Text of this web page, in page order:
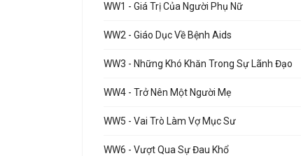
WW1 - Giá Trị Của Người Phụ Nữ
WW2 - Giáo Dục Về Bệnh Aids
WW3 - Những Khó Khăn Trong Sự Lãnh Đạo
WW4 - Trở Nên Một Người Mẹ
WW5 - Vai Trò Làm Vợ Mục Sư
WW6 - Vượt Qua Sự Đau Khổ